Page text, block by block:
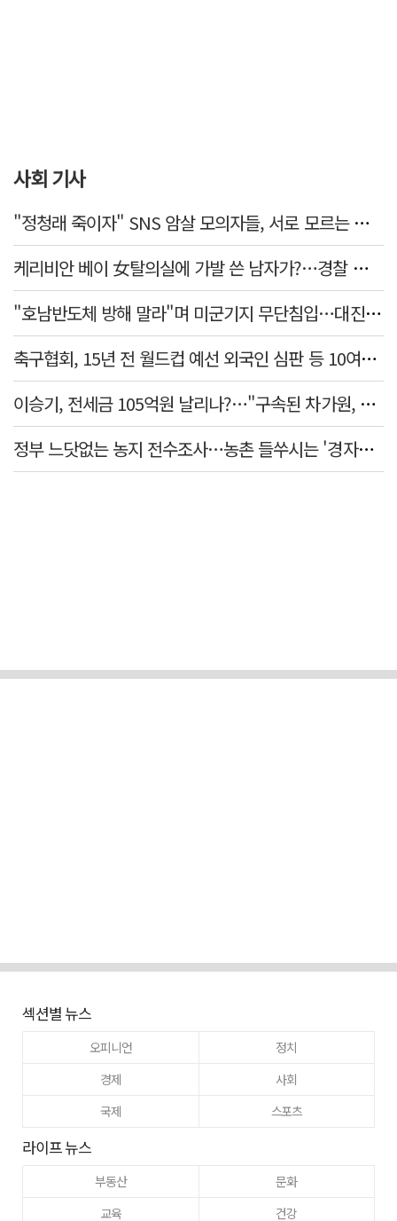
사회 기사
"정청래 죽이자" SNS 암살 모의자들, 서로 모르는 사이였다…檢송치
케리비안 베이 女탈의실에 가발 쓴 남자가?…경찰 추적 중
"호남반도체 방해 말라"며 미군기지 무단침입…대진연 회원 3명 '구속'
축구협회, 15년 전 월드컵 예선 외국인 심판 등 10여명에 '성 접대'
이승기, 전세금 105억원 날리나?…"구속된 차가원, 형사 범죄 영역"
정부 느닷없는 농지 전수조사…농촌 들쑤시는 '경자유전'의 칼날
섹션별 뉴스
오피니언
정치
경제
사회
국제
스포츠
라이프 뉴스
부동산
문화
교육
건강